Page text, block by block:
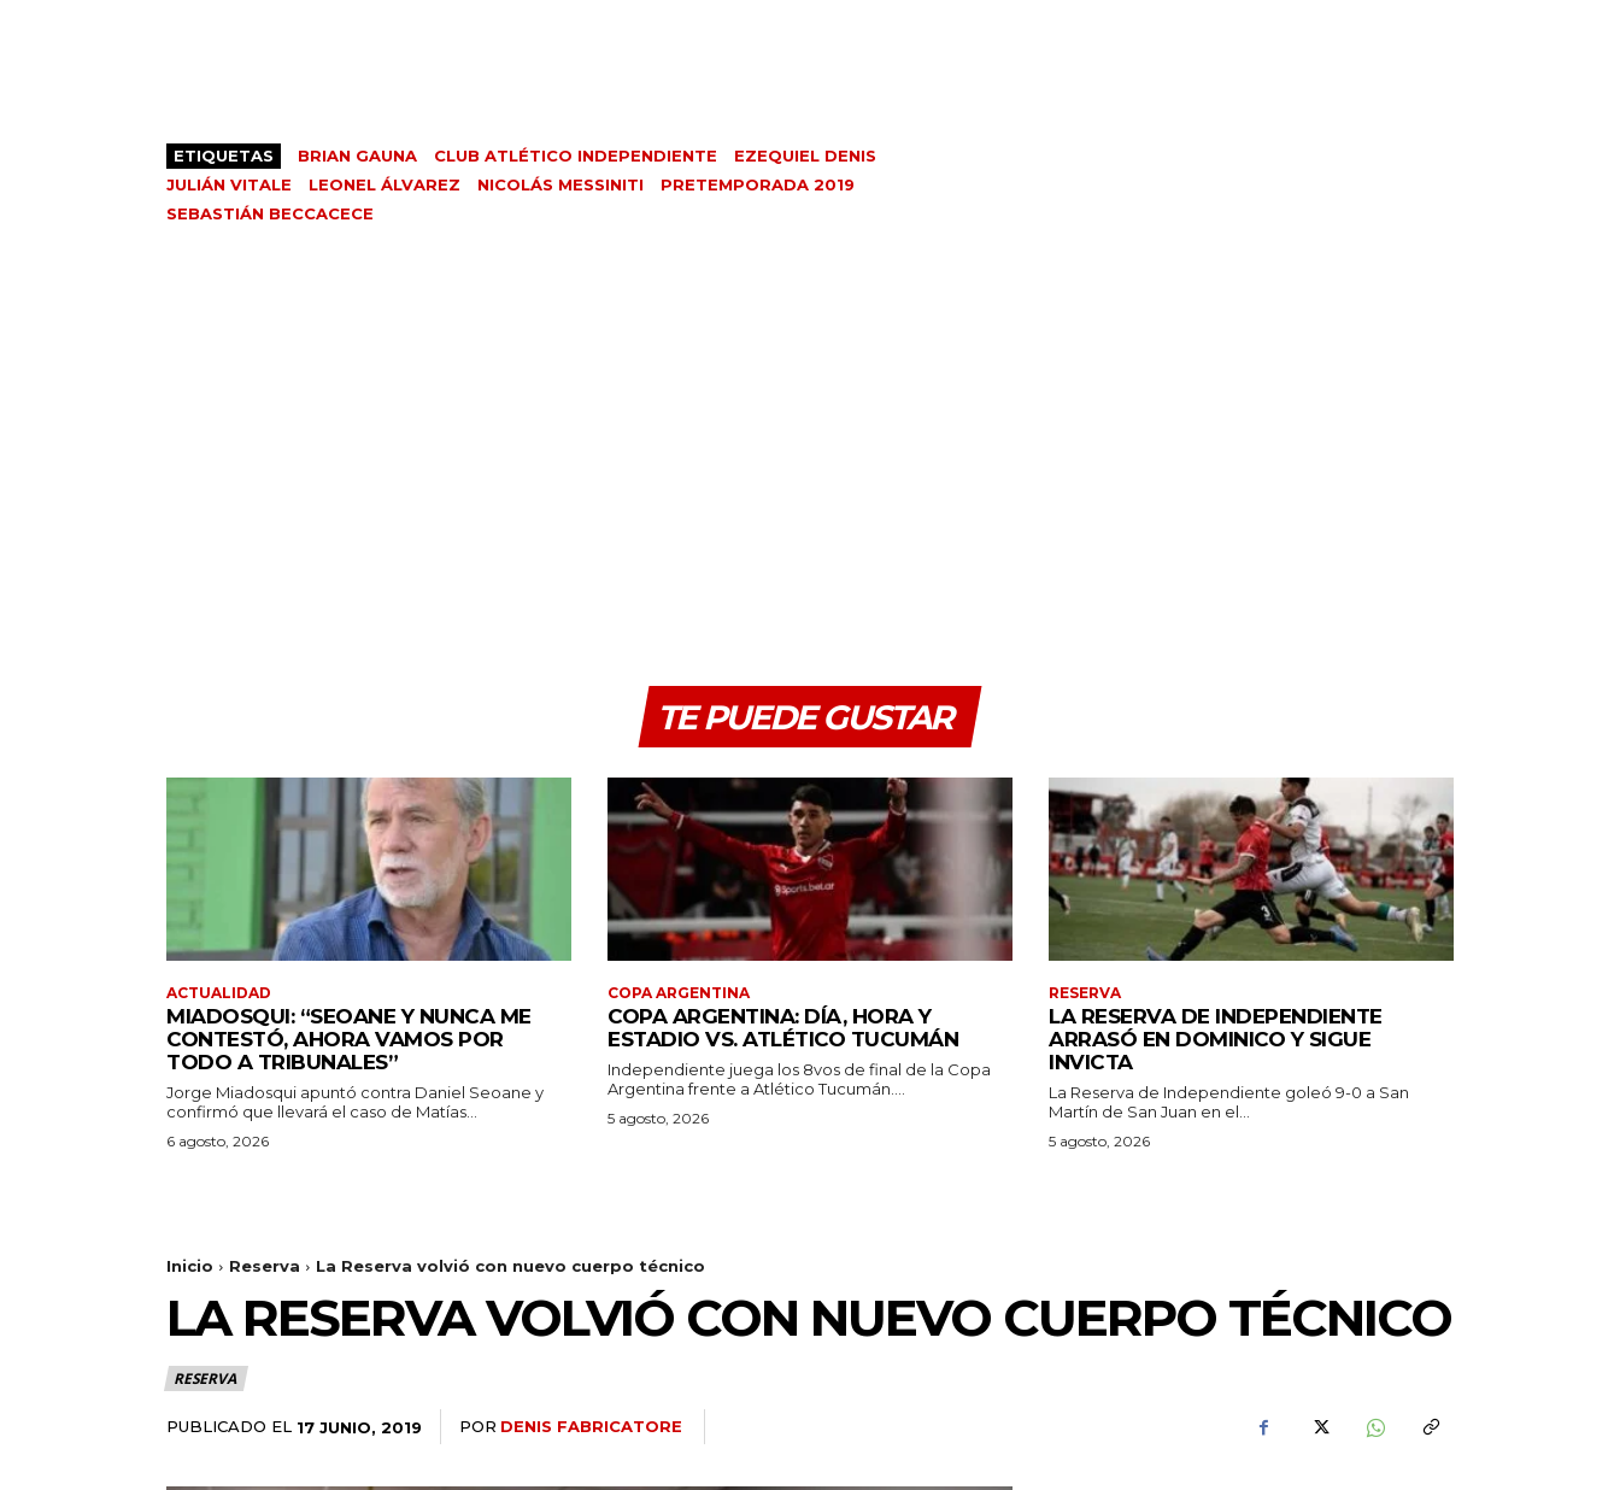
ETIQUETAS BRIAN GAUNA CLUB ATLÉTICO INDEPENDIENTE
EZEQUIEL DENIS
JULIÁN VITALE
LEONEL ÁLVAREZ NICOLÁS MESSINITI
PRETEMPORADA 2019
SEBASTIÁN BECCACECE
TE PUEDE GUSTAR
ACTUALIDAD
MIADOSQUI: “SEOANE Y NUNCA ME
CONTESTÓ, AHORA VAMOS POR
TODO A TRIBUNALES”
Jorge Miadosqui apuntó contra Daniel Seoane y
confirmó que llevará el caso de Matías...
6 agosto, 2026
COPA ARGENTINA
COPA ARGENTINA: DÍA, HORA Y
ESTADIO VS. ATLÉTICO TUCUMÁN
Independiente juega los 8vos de final de la Copa
Argentina frente a Atlético Tucumán....
5 agosto, 2026
RESERVA
LA RESERVA DE INDEPENDIENTE
ARRASÓ EN DOMINICO Y SIGUE
INVICTA
La Reserva de Independiente goleó 9-0 a San
Martín de San Juan en el...
5 agosto, 2026